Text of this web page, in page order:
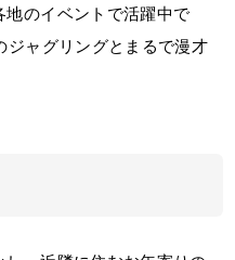
のイベントで活躍中で
ジャグリングとまるで漫才